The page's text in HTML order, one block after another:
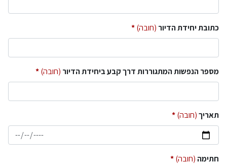
כתובת יחידת הדיור (חובה)
מספר הנפשות המתגוררות דרך קבע ביחידת הדיור (חובה)
תאריך(חובה)
חתימה (חובה)